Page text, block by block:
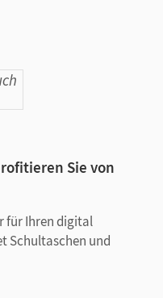
Sie von
für Ihren digital
Schultaschen und
verfügbar.